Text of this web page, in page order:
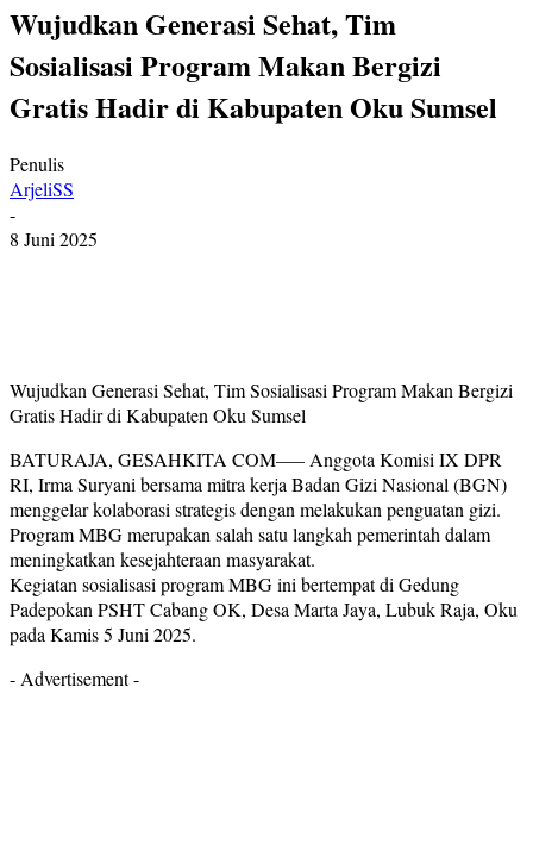
Wujudkan Generasi Sehat, Tim
Sosialisasi Program Makan Bergizi
Gratis Hadir di Kabupaten Oku Sumsel
Penulis
ArjeliSS
-
8 Juni 2025
Wujudkan Generasi Sehat, Tim Sosialisasi Program Makan Bergizi
Gratis Hadir di Kabupaten Oku Sumsel
BATURAJA, GESAHKITA COM—– Anggota Komisi IX DPR
RI, Irma Suryani bersama mitra kerja Badan Gizi Nasional (BGN)
menggelar kolaborasi strategis dengan melakukan penguatan gizi.
Program MBG merupakan salah satu langkah pemerintah dalam
meningkatkan kesejahteraan masyarakat.
Kegiatan sosialisasi program MBG ini bertempat di Gedung
Padepokan PSHT Cabang OK, Desa Marta Jaya, Lubuk Raja, Oku
pada Kamis 5 Juni 2025.
- Advertisement -